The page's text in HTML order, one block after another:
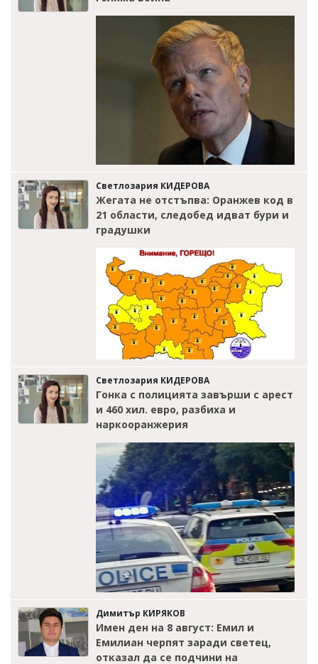
Светлозария КИДЕРОВА
Жегата не отстъпва: Оранжев код в
21 области, следобед идват бури и
градушки
Светлозария КИДЕРОВА
Гонка с полицията завърши с арест
и 460 хил. евро, разбиха и
наркооранжерия
Димитър КИРЯКОВ
Имен ден на 8 август: Емил и
Емилиан черпят заради светец,
отказал да се подчини на